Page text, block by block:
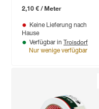
2,10 € / Meter
Keine Lieferung nach
Hause
Verfügbar in Troisdorf
Nur wenige verfügbar